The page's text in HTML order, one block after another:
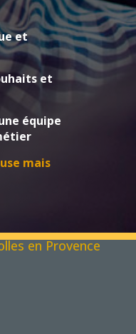
et
et
équipe
mais
en Provence